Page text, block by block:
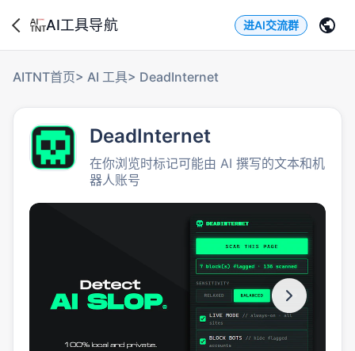
AI工具导航 进AI交流群
AITNT首页> AI 工具> DeadInternet
DeadInternet
在你浏览时标记可能由 AI 撰写的文本和机
器人账号